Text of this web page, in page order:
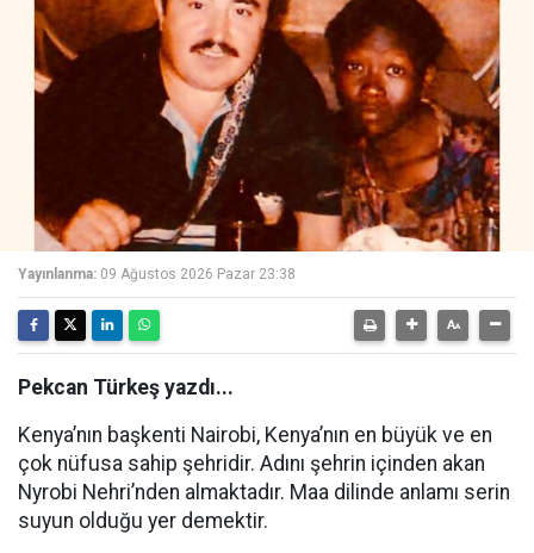
Yayınlanma: 09 Ağustos 2026 Pazar 23:38
Pekcan Türkeş yazdı...
Kenya’nın başkenti Nairobi, Kenya’nın en büyük ve en
çok nüfusa sahip şehridir. Adını şehrin içinden akan
Nyrobi Nehri’nden almaktadır. Maa dilinde anlamı serin
suyun olduğu yer demektir.